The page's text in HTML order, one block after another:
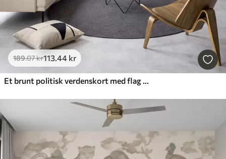
189.07kr113.44 kr
Et brunt politisk verdenskort med flag på engelsk